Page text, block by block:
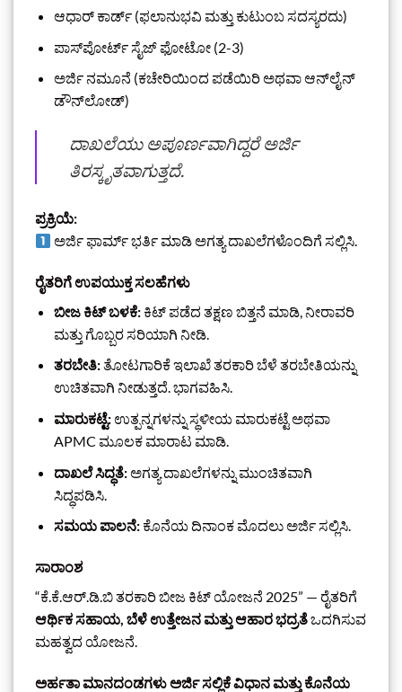
ಆಧಾರ್ ಕಾರ್ಡ್ (ಫಲಾನುಭವಿ ಮತ್ತು ಕುಟುಂಬ ಸದಸ್ಯರದು)
ಪಾಸ್‌ಪೋರ್ಟ್ ಸೈಜ್ ಫೋಟೋ (2-3)
ಅರ್ಜಿ ನಮೂನೆ (ಕಚೇರಿಯಿಂದ ಪಡೆಯಿರಿ ಅಥವಾ ಆನ್‌ಲೈನ್
ಡೌನ್‌ಲೋಡ್)
ದಾಖಲೆಯು ಅಪೂರ್ಣವಾಗಿದ್ದರೆ ಅರ್ಜಿ
ತಿರಸ್ಕೃತವಾಗುತ್ತದೆ.
ಪ್ರಕ್ರಿಯೆ:
ಅರ್ಜಿ ಫಾರ್ಮ್ ಭರ್ತಿ ಮಾಡಿ ಅಗತ್ಯ ದಾಖಲೆಗಳೊಂದಿಗೆ ಸಲ್ಲಿಸಿ.
ರೈತರಿಗೆ ಉಪಯುಕ್ತ ಸಲಹೆಗಳು
ಬೀಜ ಕಿಟ್ ಬಳಕೆ:ಕಿಟ್ ಪಡೆದ ತಕ್ಷಣ ಬಿತ್ತನೆ ಮಾಡಿ, ನೀರಾವರಿ
ಮತ್ತು ಗೊಬ್ಬರ ಸರಿಯಾಗಿ ನೀಡಿ.
ತರಬೇತಿ:ತೋಟಗಾರಿಕೆ ಇಲಾಖೆ ತರಕಾರಿ ಬೆಳೆ ತರಬೇತಿಯನ್ನು
ಉಚಿತವಾಗಿ ನೀಡುತ್ತದೆ. ಭಾಗವಹಿಸಿ.
ಮಾರುಕಟ್ಟೆ:ಉತ್ಪನ್ನಗಳನ್ನು ಸ್ಥಳೀಯ ಮಾರುಕಟ್ಟೆ ಅಥವಾ
APMC ಮೂಲಕ ಮಾರಾಟ ಮಾಡಿ.
ದಾಖಲೆ ಸಿದ್ಧತೆ:ಅಗತ್ಯ ದಾಖಲೆಗಳನ್ನು ಮುಂಚಿತವಾಗಿ
ಸಿದ್ಧಪಡಿಸಿ.
ಸಮಯ ಪಾಲನೆ:ಕೊನೆಯ ದಿನಾಂಕ ಮೊದಲು ಅರ್ಜಿ ಸಲ್ಲಿಸಿ.
ಸಾರಾಂಶ
“ಕೆ.ಕೆ.ಆರ್.ಡಿ.ಬಿ ತರಕಾರಿ ಬೀಜ ಕಿಟ್ ಯೋಜನೆ 2025” — ರೈತರಿಗೆ
ಆರ್ಥಿಕ ಸಹಾಯ, ಬೆಳೆ ಉತ್ತೇಜನ ಮತ್ತು ಆಹಾರ ಭದ್ರತೆಒದಗಿಸುವ
ಮಹತ್ವದ ಯೋಜನೆ.
ಅರ್ಹತಾ ಮಾನದಂಡಗಳುಅರ್ಜಿ ಸಲ್ಲಿಕೆ ವಿಧಾನ ಮತ್ತು ಕೊನೆಯ